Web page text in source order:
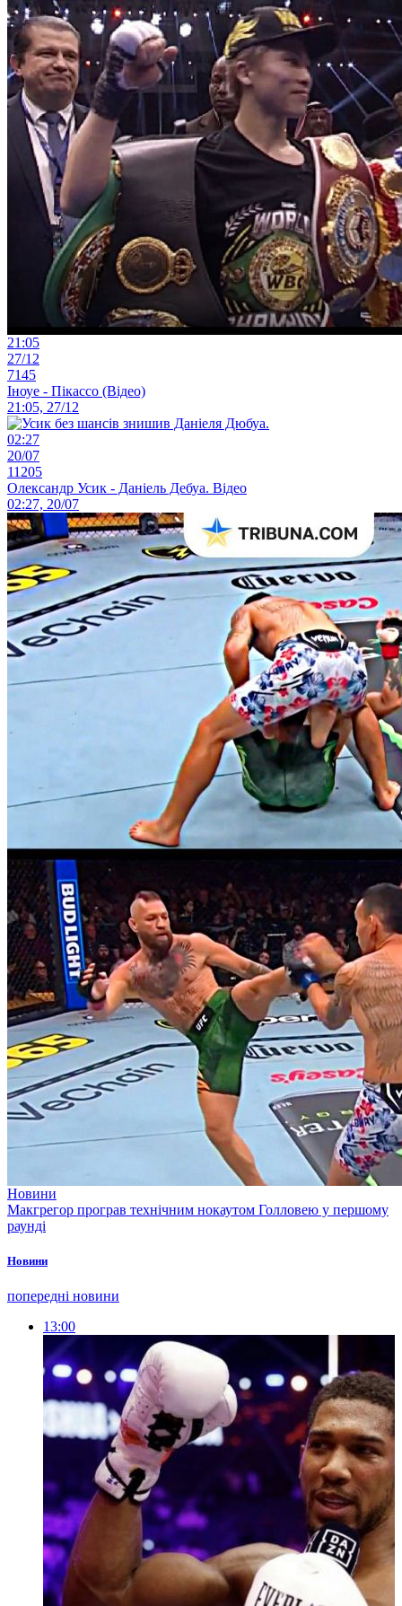
21:05
27/12
7145
Іноуе - Пікассо (Відео)
21:05, 27/12
02:27
20/07
11205
Олександр Усик - Даніель Дебуа. Відео
02:27, 20/07
Новини
Макгрегор програв технічним нокаутом Голловею у першому
раунді
Новини
попередні новини
13:00